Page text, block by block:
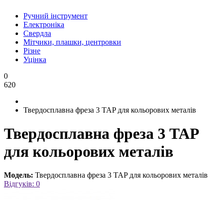
Ручний інструмент
Електроніка
Свердла
Мітчики, плашки, центровки
Різне
Уцінка
0
620
Твердосплавна фреза 3 TAP для кольорових металів
Твердосплавна фреза 3 TAP
для кольорових металів
Модель: Твердосплавна фреза 3 TAP для кольорових металів
Відгуків: 0